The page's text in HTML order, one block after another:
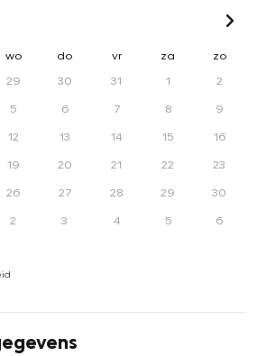
wo do vr za
zo
29 30 31 1
2
5 6 7 8
9
12 13 14 15
16
19 20 21 22
23
26 27 28 29
30
2 3 4 5 6